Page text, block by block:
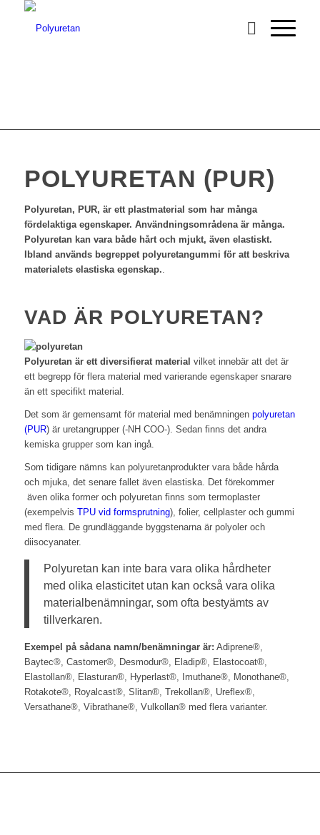
POLYURETAN (PUR)
Polyuretan, PUR, är ett plastmaterial som har många
fördelaktiga egenskaper. Användningsområdena är många.
Polyuretan kan vara både hårt och mjukt, även elastiskt.
Ibland används begreppet polyuretangummi för att beskriva
materialets elastiska egenskap..
VAD ÄR POLYURETAN?
Polyuretan är ett diversifierat material vilket innebär att det är
ett begrepp för flera material med varierande egenskaper snarare
än ett specifikt material.
Det som är gemensamt för material med benämningen polyuretan
(PUR) är uretangrupper (-NH COO-). Sedan finns det andra
kemiska grupper som kan ingå.
Som tidigare nämns kan polyuretanprodukter vara både hårda
och mjuka, det senare fallet även elastiska. Det förekommer
även olika former och polyuretan finns som termoplaster
(exempelvis TPU vid formsprutning), folier, cellplaster och gummi
med flera. De grundläggande byggstenarna är polyoler och
diisocyanater.
Polyuretan kan inte bara vara olika hårdheter
med olika elasticitet utan kan också vara olika
materialbenämningar, som ofta bestyämts av
tillverkaren.
Exempel på sådana namn/benämningar är: Adiprene®,
Baytec®, Castomer®, Desmodur®, Eladip®, Elastocoat®,
Elastollan®, Elasturan®, Hyperlast®, Imuthane®, Monothane®,
Rotakote®, Royalcast®, Slitan®, Trekollan®, Ureflex®,
Versathane®, Vibrathane®, Vulkollan® med flera varianter.